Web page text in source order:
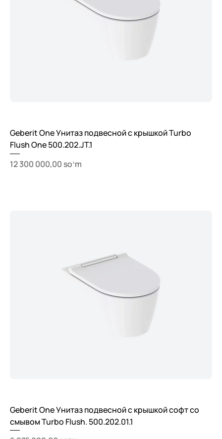
Geberit One Унитаз подвесной с крышкой Turbo
Flush One 500.202.JT.1
Price
12 300 000,00 soʻm
Geberit One Унитаз подвесной с крышкой софт со
смывом Turbo Flush. 500.202.01.1